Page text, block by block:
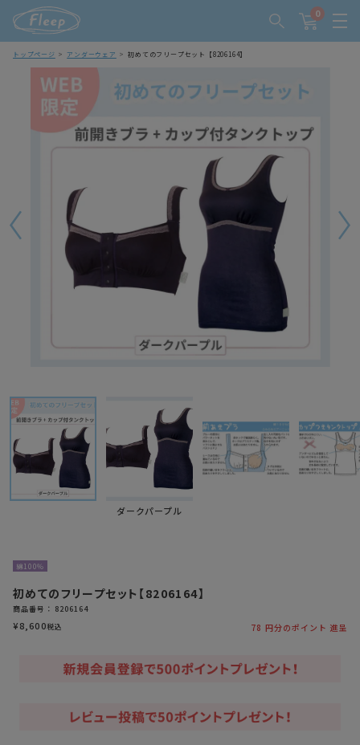
0
トップページ アンダーウェア 初めてのフリープセット【8206164】
ダークパープル
綿100％
初めてのフリープセット【8206164】
商品番号 8206164
¥8,600税込 78 円分のポイント 進呈